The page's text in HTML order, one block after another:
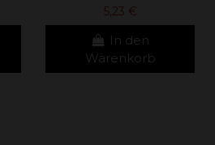
5,23 €
In den
Warenkorb